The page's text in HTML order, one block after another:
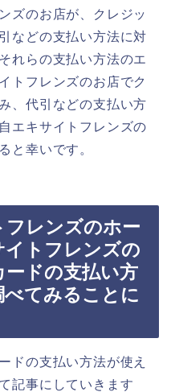
ズのお店が、クレジッ
などの支払い方法に対
れらの支払い方法のエ
トフレンズのお店でク
、代引などの支払い方
エキサイトフレンズの
と幸いです。
フレンズのホー
トフレンズの
ドの支払い方
てみることに
ドの支払い方法が使え
記事にしていきます